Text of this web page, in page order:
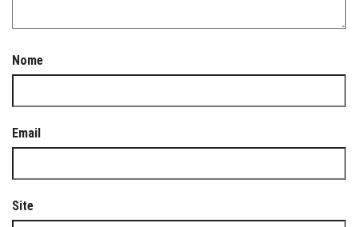
Nome
Email
Site